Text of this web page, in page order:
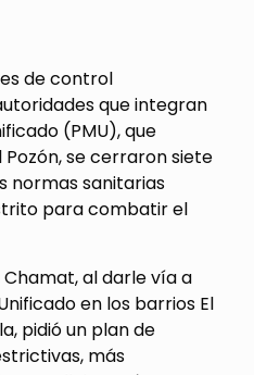
de control
que integran
(PMU), que
se cerraron siete
normas sanitarias
para combatir el
Chamat, al darle vía a
en los barrios El
pidió un plan de
más